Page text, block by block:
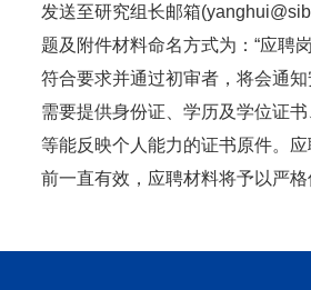
发送至研究组长邮箱
题及附件材料命名方式为：“应聘
符合要求并通过初审者，将会通
需要提供身份证、学历及学位证
等能反映个人能力的证书原件。
前一直有效，应聘材料将予以严格